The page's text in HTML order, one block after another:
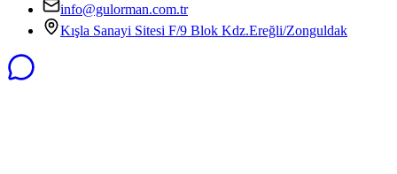
info@gulorman.com.tr
Kışla Sanayi Sitesi F/9 Blok Kdz.Ereğli/Zonguldak